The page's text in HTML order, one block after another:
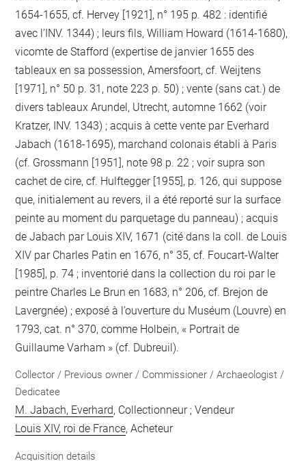
1654-1655, cf. Hervey [1921], n° 195 p. 482 : identifié
avec l’INV. 1344) ; leurs fils, William Howard (1614-1680),
vicomte de Stafford (expertise de janvier 1655 des
tableaux en sa possession, Amersfoort, cf. Weijtens
[1971], n° 50 p. 31, note 223 p. 50) ; vente (sans cat.) de
divers tableaux Arundel, Utrecht, automne 1662 (voir
Kratzer, INV. 1343) ; acquis à cette vente par Everhard
Jabach (1618-1695), marchand colonais établi à Paris
(cf. Grossmann [1951], note 98 p. 22 ; voir supra son
cachet de cire, cf. Hulftegger [1955], p. 126, qui suppose
que, initialement au revers, il a été reporté sur la surface
peinte au moment du parquetage du panneau) ; acquis
de Jabach par Louis XIV, 1671 (cité dans la coll. de Louis
XIV par Charles Patin en 1676, n° 35, cf. Foucart-Walter
[1985], p. 74 ; inventorié dans la collection du roi par le
peintre Charles Le Brun en 1683, n° 206, cf. Brejon de
Lavergnée) ; exposé à l’ouverture du Muséum (Louvre) en
1793, cat. n° 370, comme Holbein, « Portrait de
Guillaume Varham » (cf. Dubreuil).
Collector / Previous owner / Commissioner / Archaeologist /
Dedicatee
M. Jabach, Everhard, Collectionneur ; Vendeur
Louis XIV, roi de France, Acheteur
Acquisition details